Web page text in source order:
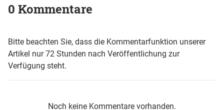
0 Kommentare
Bitte beachten Sie, dass die Kommentarfunktion unserer
Artikel nur 72 Stunden nach Veröffentlichung zur
Verfügung steht.
Noch keine Kommentare vorhanden.